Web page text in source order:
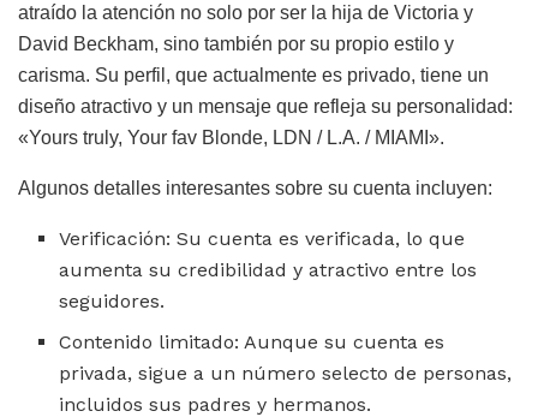
atraído la atención no solo por ser la hija de Victoria y
David Beckham, sino también por su propio estilo y
carisma. Su perfil, que actualmente es privado, tiene un
diseño atractivo y un mensaje que refleja su personalidad:
«Yours truly, Your fav Blonde, LDN / L.A. / MIAMI».
Algunos detalles interesantes sobre su cuenta incluyen:
Verificación: Su cuenta es verificada, lo que
aumenta su credibilidad y atractivo entre los
seguidores.
Contenido limitado: Aunque su cuenta es
privada, sigue a un número selecto de personas,
incluidos sus padres y hermanos.